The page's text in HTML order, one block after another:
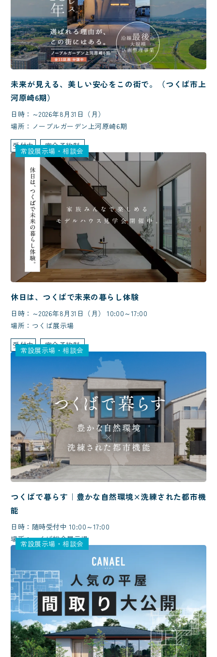
未来が見える、美しい安心をこの街で。（つくば市上
河原崎6期）
日時：～2026年8月31日（月）
場所：ノーブルガーデン上河原崎6期
受付中
完全予約制
常設展示場・相談会
休日は、つくばで未来の暮らし体験
日時：～2026年8月31日（月） 10:00～17:00
場所：つくば展示場
受付中
完全予約制
常設展示場・相談会
つくばで暮らす｜豊かな自然環境×洗練された都市機
能
日時：随時受付中 10:00～17:00
場所：つくば総合展示場
常設展示場・相談会